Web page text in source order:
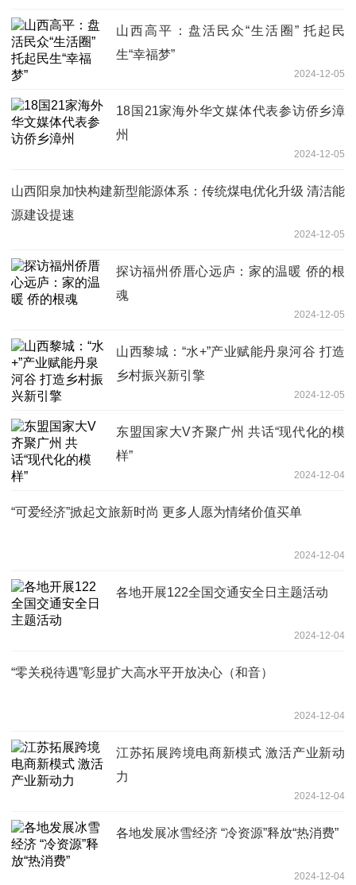
山西高平：盘活民众“生活圈” 托起民
生“幸福梦”
2024-12-05
18国21家海外华文媒体代表参访侨乡漳
州
2024-12-05
山西阳泉加快构建新型能源体系：传统煤电优化升级 清洁能
源建设提速
2024-12-05
探访福州侨厝心远庐：家的温暖 侨的根
魂
2024-12-05
山西黎城：“水+”产业赋能丹泉河谷 打造
乡村振兴新引擎
2024-12-05
东盟国家大V齐聚广州 共话“现代化的模
样”
2024-12-04
“可爱经济”掀起文旅新时尚 更多人愿为情绪价值买单
2024-12-04
各地开展122全国交通安全日主题活动
2024-12-04
“零关税待遇”彰显扩大高水平开放决心（和音）
2024-12-04
江苏拓展跨境电商新模式 激活产业新动
力
2024-12-04
各地发展冰雪经济 “冷资源”释放“热消费”
2024-12-04